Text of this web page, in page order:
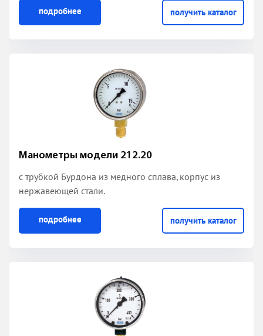
подробнее получить каталог
Манометры модели 212.20
с трубкой Бурдона из медного сплава, корпус из
нержавеющей стали.
подробнее получить каталог